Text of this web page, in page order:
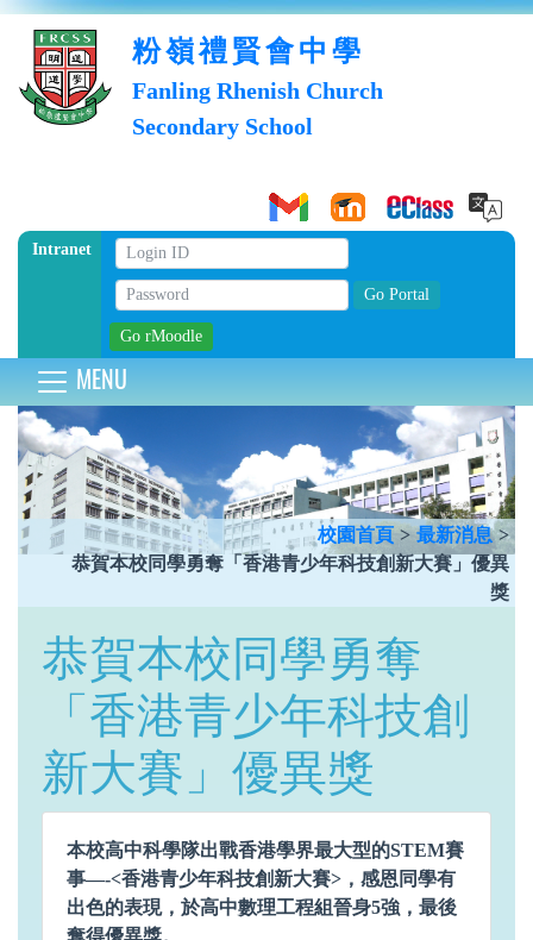
粉嶺禮賢會中學
Fanling Rhenish Church
Secondary School
Intranet
MENU
校園首頁 > 最新消息 >
恭賀本校同學勇奪「香港青少年科技創新大賽」優異
獎
恭賀本校同學勇奪
「香港青少年科技創
新大賽」優異獎
本校高中科學隊出戰香港學界最大型的STEM賽
事—-<香港青少年科技創新大賽>，感恩同學有
出色的表現， 於高中數理工程組晉身5強，最後
奪得優異獎。